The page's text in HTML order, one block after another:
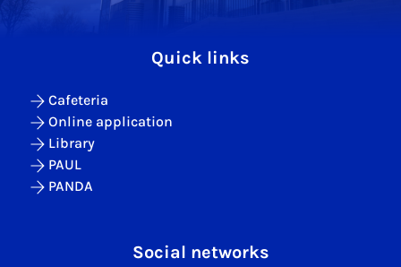
Quick links
Cafeteria
Online application
Library
PAUL
PANDA
Social networks